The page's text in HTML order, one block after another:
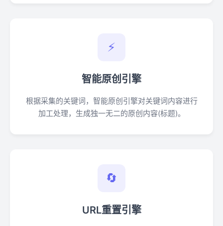
⚡
智能原创引擎
根据采集的关键词，智能原创引擎对关键词内容进行
加工处理，生成独一无二的原创内容(标题)。
🔄
URL重置引擎